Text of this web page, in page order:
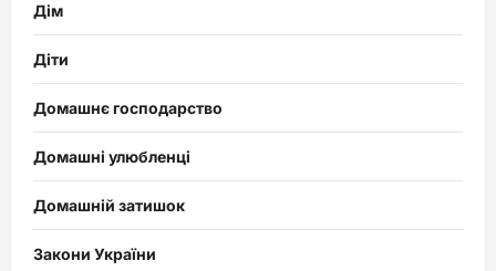
Дім
Діти
Домашнє господарство
Домашні улюбленці
Домашній затишок
Закони України